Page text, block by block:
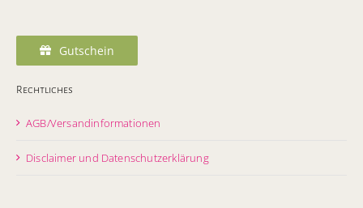
Gutschein
Rechtliches
AGB/Versandinformationen
Disclaimer und Datenschutzerklärung